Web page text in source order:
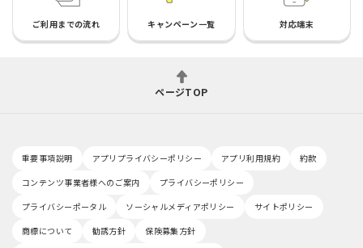
ご利用までの流れ キャンペーン一覧 対応端末
ページTOP
重要事項説明 アプリプライバシーポリシー アプリ利用規約
約款
コンテンツ事業者様へのご案内
プライバシーポリシー
プライバシーポータル
ソーシャルメディアポリシー
サイトポリシー
商標について
勧誘方針
保険募集方針